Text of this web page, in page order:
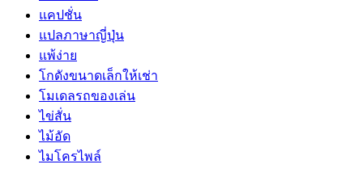
แคปชั่น
แปลภาษาญี่ปุ่น
แพ้ง่าย
โกดังขนาดเล็กให้เช่า
โมเดลรถของเล่น
ไข่สั่น
ไม้อัด
ไมโครไพล์